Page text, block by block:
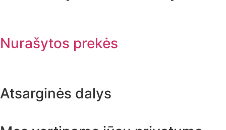
Nurašytos prekės
Atsarginės dalys